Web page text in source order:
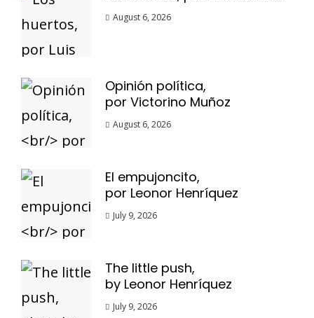
August 6, 2026
Opinión política,
por Victorino Muñoz
August 6, 2026
El empujoncito,
por Leonor Henríquez
July 9, 2026
The little push,
by Leonor Henríquez
July 9, 2026